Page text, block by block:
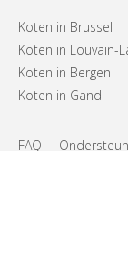
Koten in Brussel
Koten in Louvain-
Koten in Bergen
Koten in Gand
FAQ